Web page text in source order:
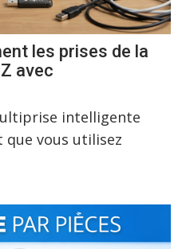
les prises de la
avec
intelligente
que vous utilisez